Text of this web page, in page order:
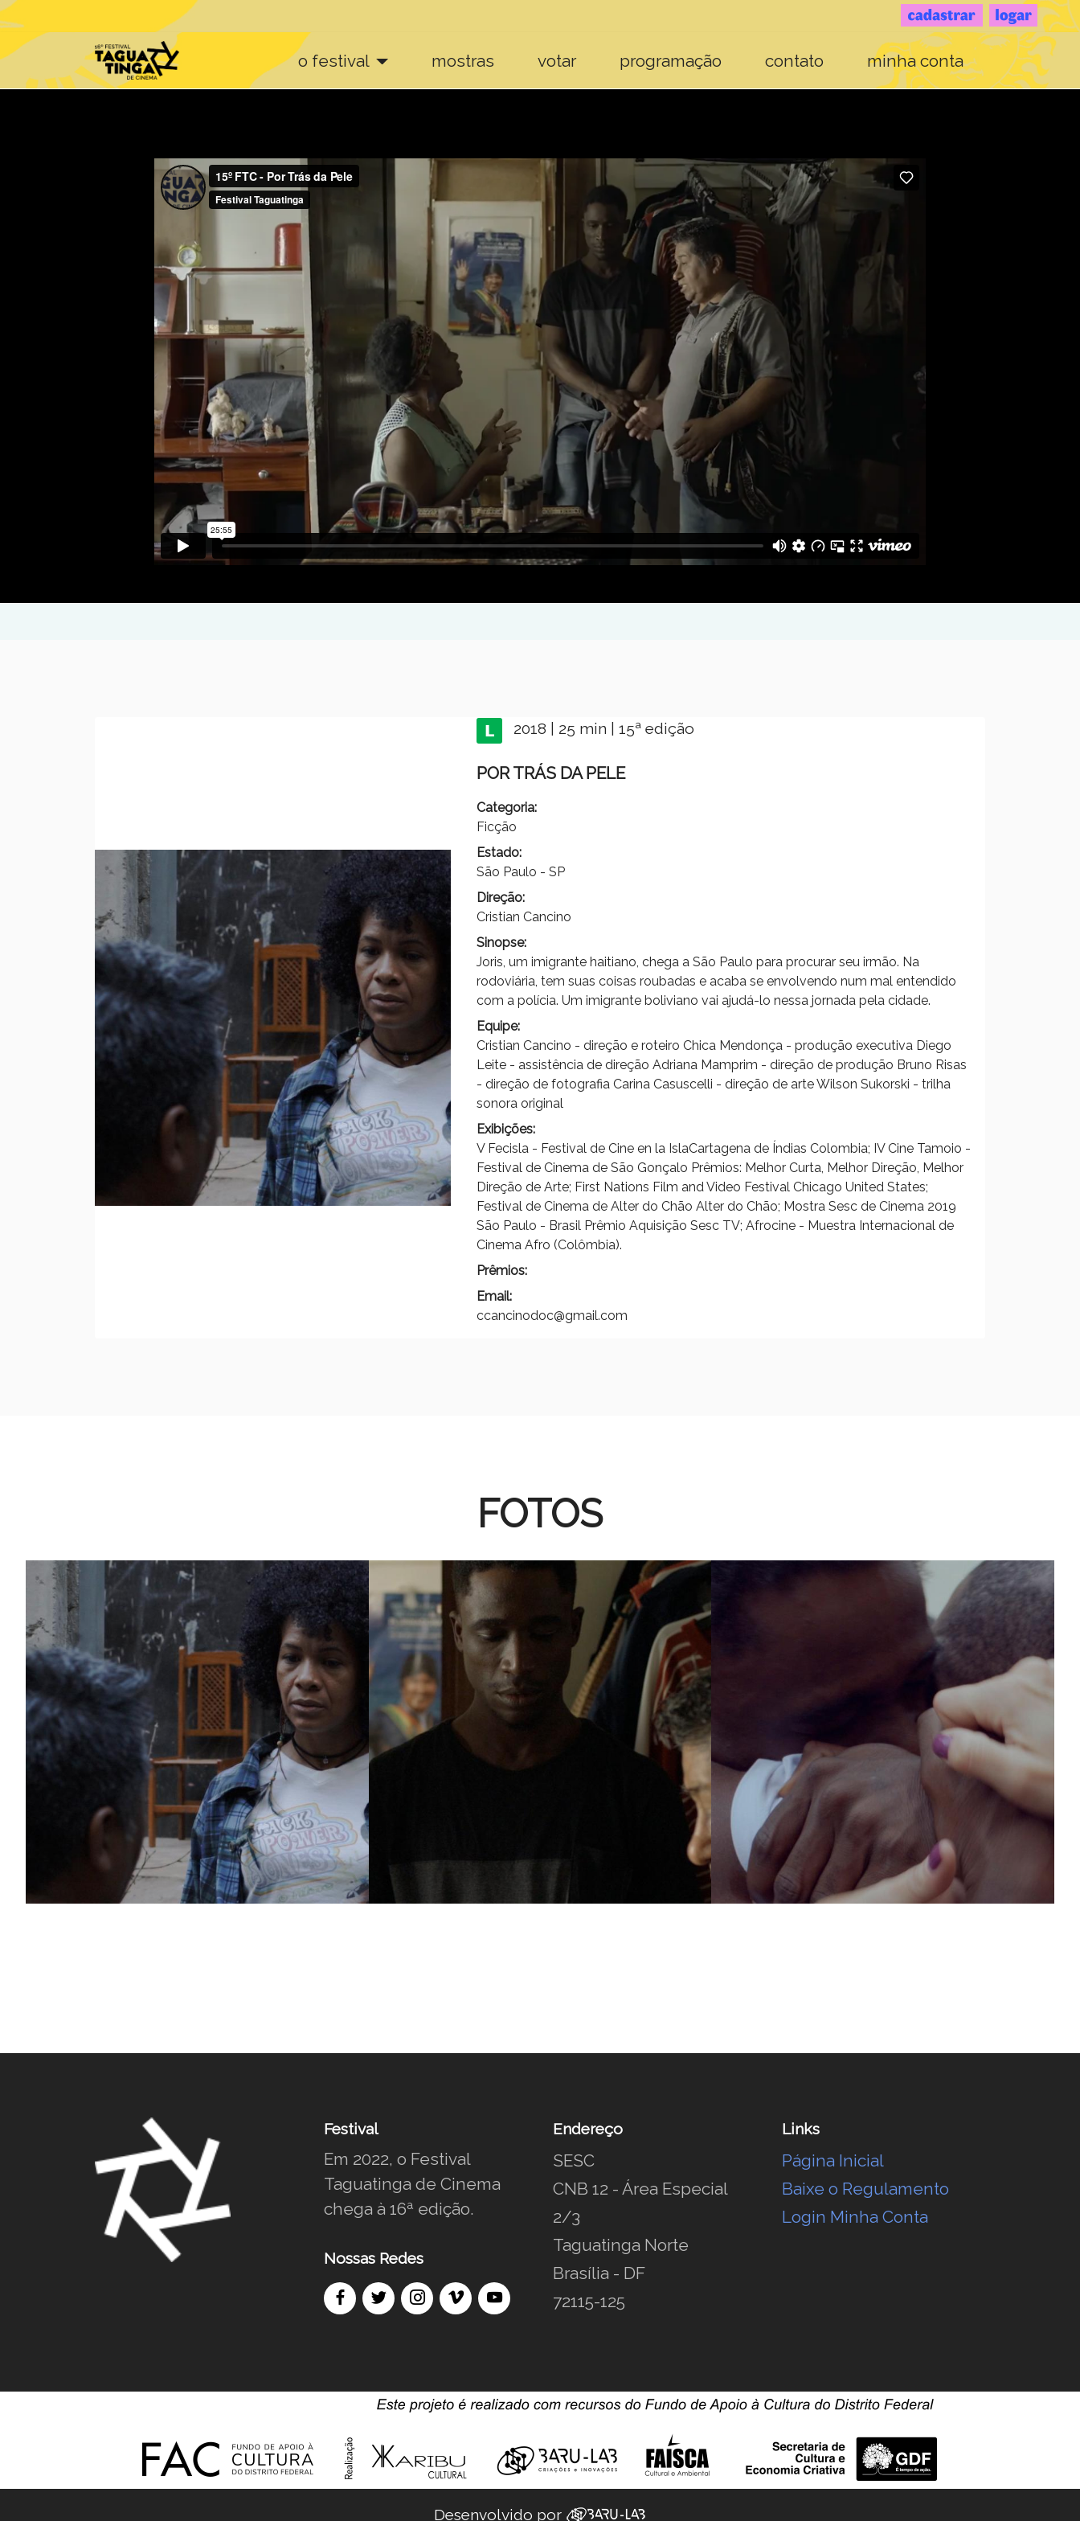
o festival mostras votar programação contato minha conta
2018 | 25 min | 15ª edição
POR TRÁS DA PELE
Categoria:
Ficção
Estado:
São Paulo - SP
Direção:
Cristian Cancino
Sinopse:
Joris, um imigrante haitiano, chega a São Paulo para procurar seu irmão. Na
rodoviária, tem suas coisas roubadas e acaba se envolvendo num mal entendido
com a polícia. Um imigrante boliviano vai ajudá-lo nessa jornada pela cidade.
Equipe:
Cristian Cancino - direção e roteiro Chica Mendonça - produção executiva Diego
Leite - assistência de direção Adriana Mamprim - direção de produção Bruno Risas
- direção de fotografia Carina Casuscelli - direção de arte Wilson Sukorski - trilha
sonora original
Exibições:
V Fecisla - Festival de Cine en la IslaCartagena de Índias Colombia; IV Cine Tamoio -
Festival de Cinema de São Gonçalo Prêmios: Melhor Curta, Melhor Direção, Melhor
Direção de Arte; First Nations Film and Video Festival Chicago United States;
Festival de Cinema de Alter do Chão Alter do Chão; Mostra Sesc de Cinema 2019
São Paulo - Brasil Prêmio Aquisição Sesc TV; Afrocine - Muestra Internacional de
Cinema Afro (Colômbia).
Prêmios:
Email:
ccancinodoc@gmail.com
FOTOS
Festival
Em 2022, o Festival
Taguatinga de Cinema
chega à 16ª edição.
Nossas Redes
Endereço
SESC
CNB 12 - Área Especial
2/3
Taguatinga Norte
Brasília - DF
72115-125
Links
Página Inicial
Baixe o Regulamento
Login Minha Conta
Desenvolvido por ‌